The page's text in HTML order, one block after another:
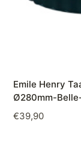
Emile Henry
Ø280mm-
€39,90